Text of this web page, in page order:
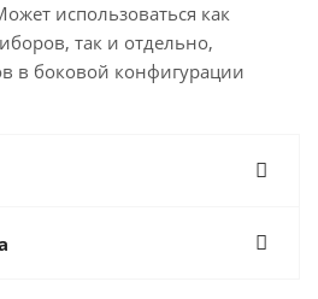
использоваться как
так и отдельно,
в боковой конфигурации